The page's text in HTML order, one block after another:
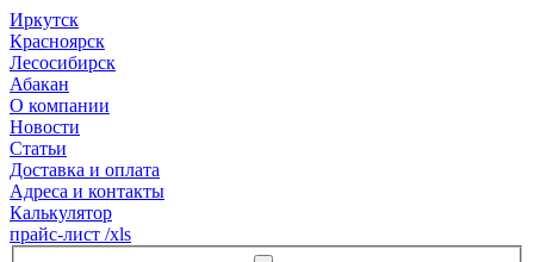
Иркутск
Красноярск
Лесосибирск
Абакан
О компании
Новости
Статьи
Доставка и оплата
Адреса и контакты
Калькулятор
прайс-лист /xls